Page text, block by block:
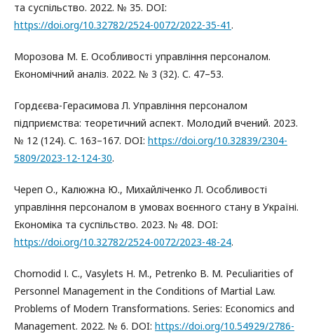
та суспільство. 2022. № 35. DOI:
https://doi.org/10.32782/2524-0072/2022-35-41.
Морозова М. Е. Особливості управління персоналом.
Економічний аналіз. 2022. № 3 (32). С. 47–53.
Гордєєва-Герасимова Л. Управління персоналом
підприємства: теоретичний аспект. Молодий вчений. 2023.
№ 12 (124). С. 163–167. DOI: https://doi.org/10.32839/2304-
5809/2023-12-124-30.
Череп О., Калюжна Ю., Михайліченко Л. Особливості
управління персоналом в умовах воєнного стану в Україні.
Економіка та суспільство. 2023. № 48. DOI:
https://doi.org/10.32782/2524-0072/2023-48-24.
Chornodid І. С., Vasylets Н. М., Petrenko В. М. Peculiarities of
Personnel Management in the Conditions of Martial Law.
Problems of Modern Transformations. Series: Economics and
Management. 2022. № 6. DOI: https://doi.org/10.54929/2786-